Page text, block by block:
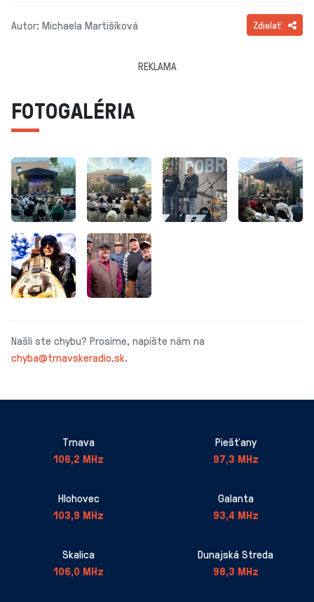
Autor: Michaela Martišíková Zdielať
REKLAMA
FOTOGALÉRIA
Našli ste chybu? Prosíme, napíšte nám na
chyba@trnavskeradio.sk.
Trnava
106,2 MHz
Piešťany
97,3 MHz
Hlohovec
103,9 MHz
Galanta
93,4 MHz
Skalica
106,0 MHz
Dunajská Streda
98,3 MHz